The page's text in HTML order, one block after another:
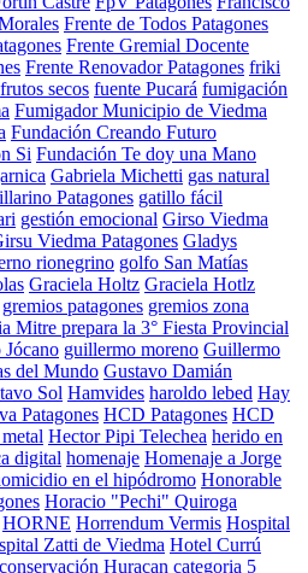
Frente de Todos Patagones
Frente Gremial Docente
Frente Renovador Patagones friki
frutos secos fuente Pucará fumigación
Fumigador Municipio de Viedma
Fundación Creando Futuro
Si Fundación Te doy una Mano
Gabriela Michetti gas natural
Patagones gatillo fácil
gestión emocional Girso Viedma
Viedma Patagones Gladys
rionegrino golfo San Matías
Graciela Holtz Graciela Hotlz
gremios patagones gremios zona
Mitre prepara la 3° Fiesta Provincial
guillermo moreno Guillermo
del Mundo Gustavo Damián
Sol Hamvides haroldo lebed Hay
Patagones HCD Patagones HCD
Hector Pipi Telechea herido en
digital homenaje Homenaje a Jorge
en el hipódromo Honorable
Horacio "Pechi" Quiroga
HORNE Horrendum Vermis Hospital
Zatti de Viedma Hotel Currú
Huracan categoria 5